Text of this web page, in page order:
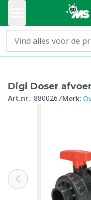
Digi Doser
Art.nr.: 8800267Merk: